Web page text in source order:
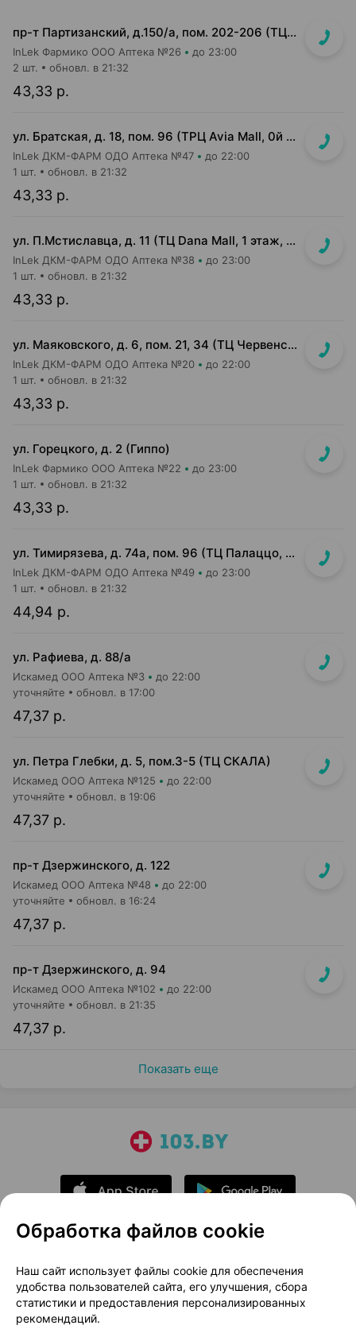
пр-т Партизанский, д.150/а, пом. 202-206 (ТЦ "Момо")
InLek Фармико ООО Аптека №26 до 23:00
43,33 р.
2 шт. обновл. в 21:32
ул. Братская, д. 18, пом. 96 (ТРЦ Avia Mall, 0й этаж рядом с гипермаркетом Green)
InLek ДКМ-ФАРМ ОДО Аптека №47 до 22:00
43,33 р.
1 шт. обновл. в 21:32
ул. П.Мстиславца, д. 11 (ТЦ Dana Mall, 1 этаж, вход напротив инфоцентра м-на Green)
InLek ДКМ-ФАРМ ОДО Аптека №38 до 23:00
43,33 р.
1 шт. обновл. в 21:32
ул. Маяковского, д. 6, пом. 21, 34 (ТЦ Червенский, 1 этаж)
InLek ДКМ-ФАРМ ОДО Аптека №20 до 22:00
43,33 р.
1 шт. обновл. в 21:32
ул. Горецкого, д. 2 (Гиппо)
InLek Фармико ООО Аптека №22 до 23:00
43,33 р.
1 шт. обновл. в 21:32
ул. Тимирязева, д. 74а, пом. 96 (ТЦ Палаццо, 1 этаж, главный вход)
InLek ДКМ-ФАРМ ОДО Аптека №49 до 23:00
44,94 р.
1 шт. обновл. в 21:32
ул. Рафиева, д. 88/а
Искамед ООО Аптека №3 до 22:00
47,37 р.
уточняйте обновл. в 17:00
ул. Петра Глебки, д. 5, пом.3-5 (ТЦ СКАЛА)
Искамед ООО Аптека №125 до 22:00
47,37 р.
уточняйте обновл. в 19:06
пр-т Дзержинского, д. 122
Искамед ООО Аптека №48 до 22:00
47,37 р.
уточняйте обновл. в 16:24
пр-т Дзержинского, д. 94
Искамед ООО Аптека №102 до 22:00
47,37 р.
уточняйте обновл. в 21:35
Показать еще
О проекте
Новости проекта
Размещение рекламы
Медицинский маркетинг
Публичный договор
Доставка
Обработка файлов cookie
Наш сайт использует файлы cookie для обеспечения
удобства пользователей сайта, его улучшения, сбора
статистики и предоставления персонализированных
рекомендаций.